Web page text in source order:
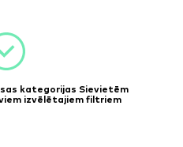
kategorijas Sievietēm
izvēlētajiem filtriem